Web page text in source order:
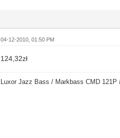
04-12-2010, 01:50 PM
124,32zł
Luxor Jazz Bass / Markbass CMD